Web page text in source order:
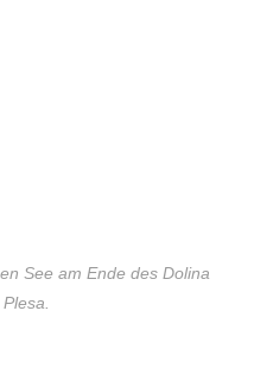
See am Ende des Dolina